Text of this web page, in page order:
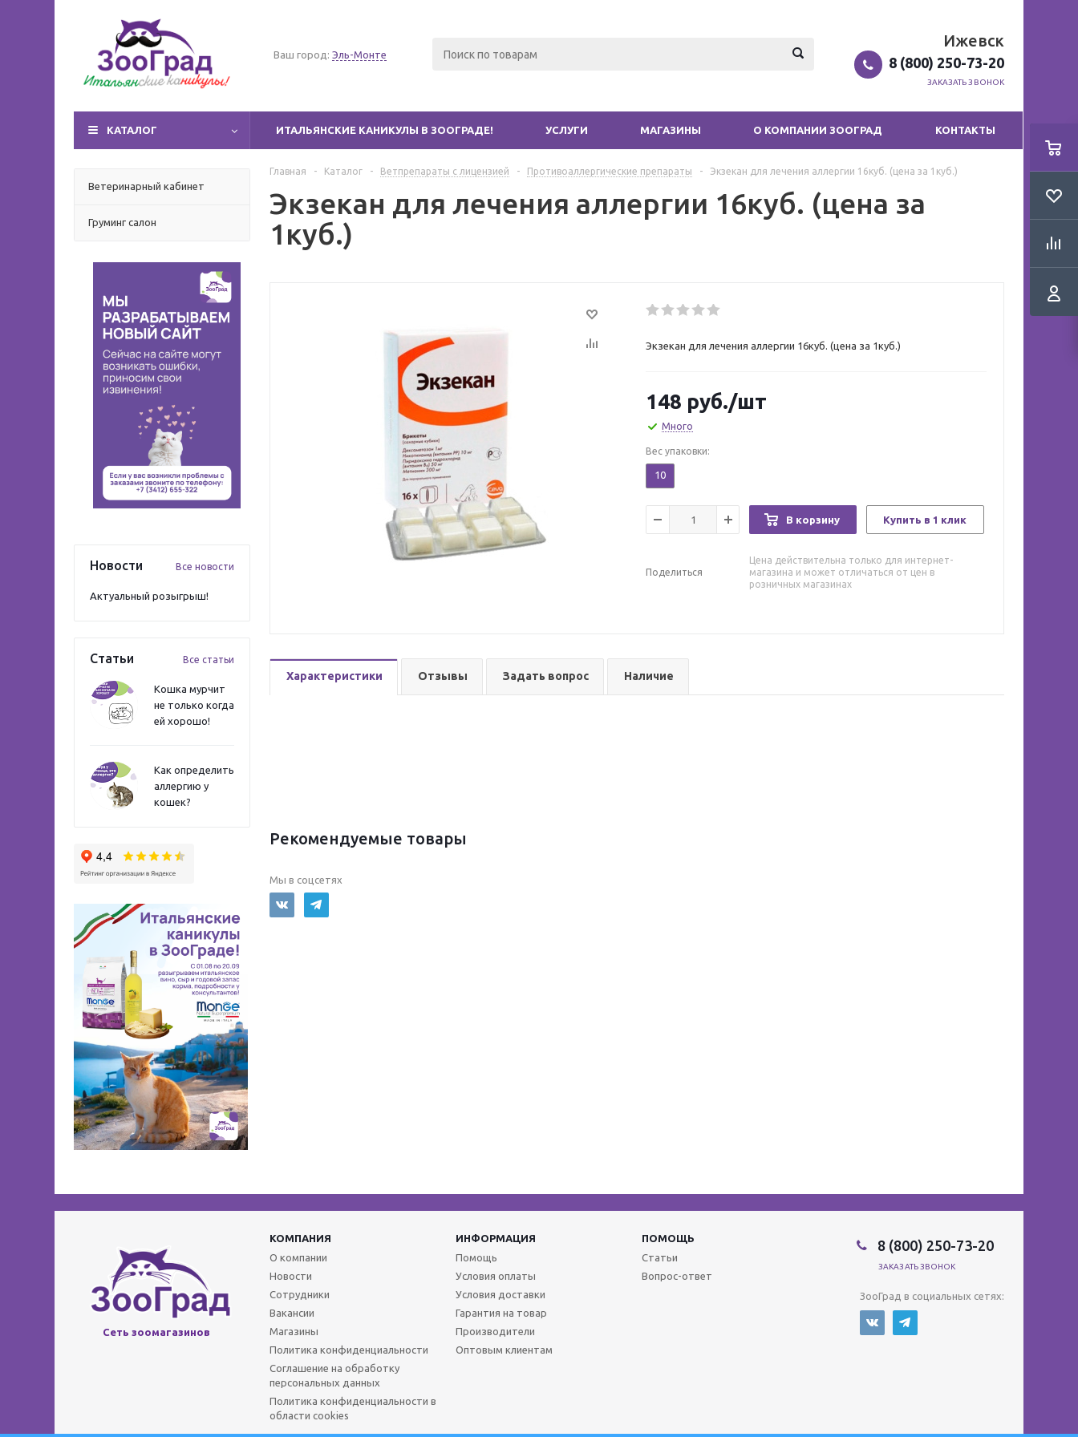
Ваш город: Эль-Монте
Ижевск
8 (800) 250-73-20
ЗАКАЗАТЬ ЗВОНОК
КАТАЛОГ ИТАЛЬЯНСКИЕ КАНИКУЛЫ В ЗООГРАДЕ! УСЛУГИ МАГАЗИНЫ О КОМПАНИИ ЗООГРАД КОНТАКТЫ
Ветеринарный кабинет
Груминг салон
Новости Все новости
Актуальный розыгрыш!
Статьи Все статьи
Кошка мурчит
не только когда
ей хорошо!
Как определить
аллергию у
кошек?
Главная - Каталог - Ветпрепараты с лицензией - Противоаллергические препараты - Экзекан для лечения аллергии 16куб. (цена за 1куб.)
Экзекан для лечения аллергии 16куб. (цена за
1куб.)
Экзекан для лечения аллергии 16куб. (цена за 1куб.)
148 руб./шт
Много
Вес упаковки:
10
В корзину Купить в 1 клик
Поделиться
Цена действительна только для интернет-
магазина и может отличаться от цен в
розничных магазинах
Характеристики Отзывы Задать вопрос Наличие
Рекомендуемые товары
Мы в соцсетях
Сеть зоомагазинов
КОМПАНИЯ ИНФОРМАЦИЯ
ПОМОЩЬ
О компании
Новости
Сотрудники
Вакансии
Магазины
Политика конфиденциальности
Соглашение на обработку
персональных данных
Политика конфиденциальности в
области cookies
Помощь
Условия оплаты
Условия доставки
Гарантия на товар
Производители
Оптовым клиентам
Статьи
Вопрос-ответ
8 (800) 250-73-20
ЗАКАЗАТЬ ЗВОНОК
ЗооГрад в социальных сетях: